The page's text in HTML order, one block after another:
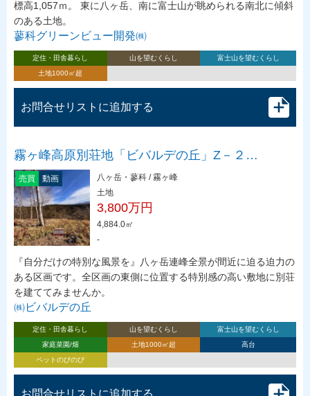
標高1,057ｍ。 東に八ヶ岳、南に富士山が眺められる南北に傾斜
のある土地。
蓼科グリーンビュー開発㈱
定住・田舎暮らし 山を望むくらし
富士山を望むくらし
土地1000㎡超
お問合せリストに追加する
霧ヶ峰高原別荘地「ビバルデの丘」Z－２…
売買 動画
八ヶ岳・蓼科 / 霧ヶ峰
土地
3,800万円
4,884.0㎡
-
『自分だけの特別な風景を』八ヶ岳連峰全景が間近に迫る迫力の
ある区画です。全区画の東側に位置する特別感の高い敷地に別荘
を建ててみませんか。
㈱ビバルデの丘
定住・田舎暮らし 山を望むくらし
富士山を望むくらし
家庭菜園/畑
土地1000㎡超
高台
ペットのびのび
お問合せリストに追加する